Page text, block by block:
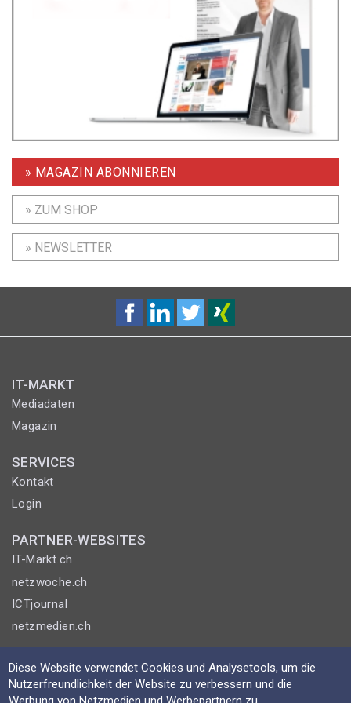
» MAGAZIN ABONNIEREN
» ZUM SHOP
» NEWSLETTER
IT-MARKT
Mediadaten
Magazin
SERVICES
Kontakt
Login
PARTNER-WEBSITES
IT-Markt.ch
netzwoche.ch
ICTjournal
netzmedien.ch
© NETZMEDIEN AG 2026
Impressum
Diese Website verwendet Cookies und Analysetools, um die
Nutzerfreundlichkeit der Website zu verbessern und die